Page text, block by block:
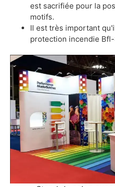
est sacrifiée pour la
motifs.
Il est très important
protection incendie Bfl-